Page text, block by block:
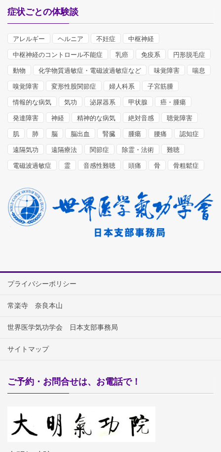
症状ごとの体験談
アレルギー ヘルニア 不妊症 中枢神経
中枢神経のコントロール不能症 乳癌 免疫系 円形脱毛症
動物 化学物質過敏症・電磁波過敏症など 味覚障害 喘息
嗅覚障害 変形性股関節症 婦人科系 子宮筋腫
情報的な病気 気功 泌尿器系 甲状腺 癌・腫瘍
発達障害 神経 精神的な病気 絶対音感 聴覚障害
肌 肺 脳 脳出血 腎臓 腫瘍 腰痛 認知症
遠隔気功 遠隔療法 関節症 除霊・法術 難聴
電磁波過敏症 霊 音感性難聴 頭痛 骨 骨粗鬆症
プライバシーポリシー
常楽寺 奈良本山
世界医学気功学会 日本支部事務局
サイトマップ
ご予約・お問合せは、お電話で！